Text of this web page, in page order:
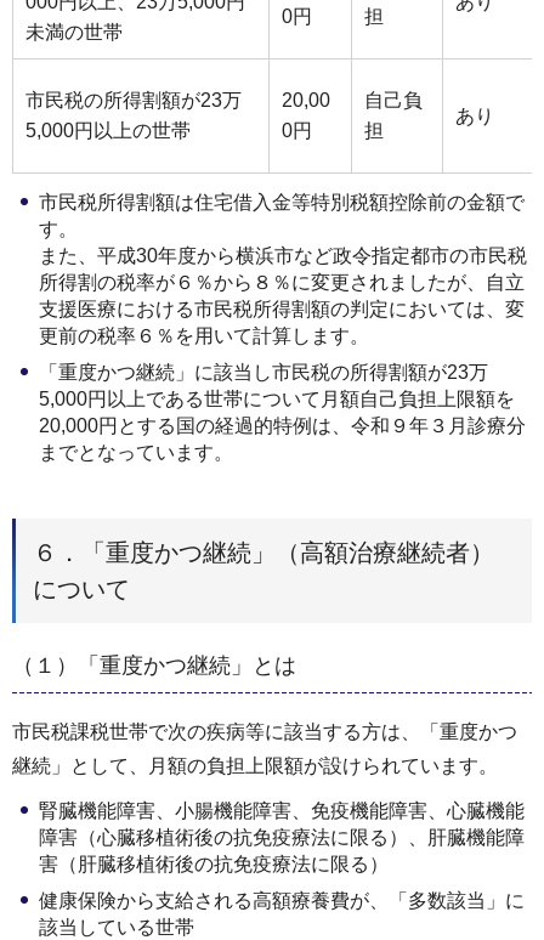
未満の世帯
0円 担
市民税の所得割額が23万
5,000円以上の世帯
20,00
0円
自己負
担
あり
市民税所得割額は住宅借入金等特別税額控除前の金額で
す。
また、平成30年度から横浜市など政令指定都市の市民税
所得割の税率が６％から８％に変更されましたが、自立
支援医療における市民税所得割額の判定においては、変
更前の税率６％を用いて計算します。
「重度かつ継続」に該当し市民税の所得割額が23万
5,000円以上である世帯について月額自己負担上限額を
20,000円とする国の経過的特例は、令和９年３月診療分
までとなっています。
６．「重度かつ継続」（高額治療継続者）
について
（１）「重度かつ継続」とは
市民税課税世帯で次の疾病等に該当する方は、「重度かつ
継続」として、月額の負担上限額が設けられています。
腎臓機能障害、小腸機能障害、免疫機能障害、心臓機能
障害（心臓移植術後の抗免疫療法に限る）、肝臓機能障
害（肝臓移植術後の抗免疫療法に限る）
健康保険から支給される高額療養費が、「多数該当」に
該当している世帯